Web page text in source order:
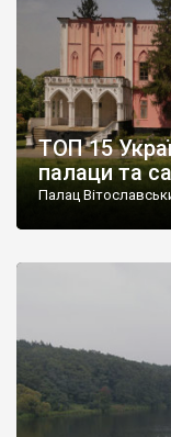
ТОП 15
палаци та
Палац